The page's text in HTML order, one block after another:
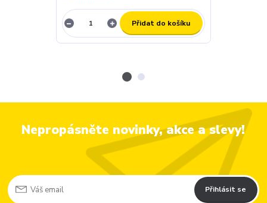
Přidat do košíku
Nepropásněte novinky, akce a slevy!
Přihlásit se